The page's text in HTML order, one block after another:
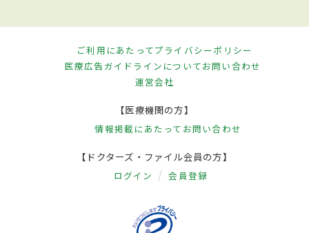
ご利用にあたってプライバシーポリシー
医療広告ガイドラインについてお問い合わせ
運営会社
【医療機関の方】
情報掲載にあたって お問い合わせ
【ドクターズ・ファイル会員の方】
ログイン 会員登録